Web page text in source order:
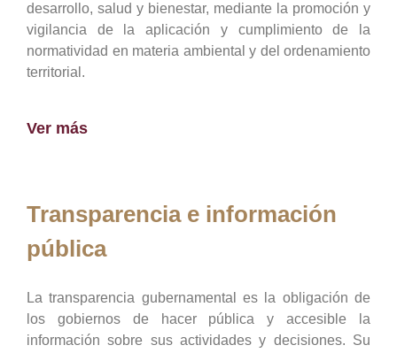
desarrollo, salud y bienestar, mediante la promoción y
vigilancia de la aplicación y cumplimiento de la
normatividad en materia ambiental y del ordenamiento
territorial.
Ver más
Transparencia e información
pública
La transparencia gubernamental es la obligación de
los gobiernos de hacer pública y accesible la
información sobre sus actividades y decisiones. Su